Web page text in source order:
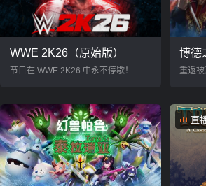
WWE 2K26（原始版）
节目在 WWE 2K26 中永不停歇！
博德
重返
直